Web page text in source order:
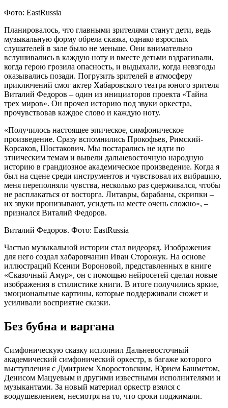
Фото: EastRussia
Планировалось, что главными зрителями станут дети, ведь
музыкальную форму обрела сказка, однако взрослых
слушателей в зале было не меньше. Они внимательно
вслушивались в каждую ноту и вместе детьми вздрагивали,
когда герою грозила опасность, и выдыхали, когда невзгоды
оказывались позади. Погрузить зрителей в атмосферу
приключений смог актер Хабаровского театра юного зрителя
Виталий Федоров – один из инициаторов проекта «Тайна
трех миров». Он прочел историю под звуки оркестра,
прочувствовав каждое слово и каждую ноту.
«Получилось настоящее эпическое, симфоническое
произведение. Сразу вспомнились Прокофьев, Римский-
Корсаков, Шостакович. Мы постарались не идти по
этническим темам и вывели дальневосточную народную
историю в грандиозное академическое произведение. Когда я
был на сцене среди инструментов и чувствовал их вибрацию,
меня переполняли чувства, несколько раз сдерживался, чтобы
не расплакаться от восторга. Литавры, барабаны, скрипки –
их звуки пронизывают, усидеть на месте очень сложно», –
признался Виталий Федоров.
Виталий Федоров. Фото: EastRussia
Частью музыкальной истории стал видеоряд. Изображения
для него создал хабаровчанин Иван Сторожук. На основе
иллюстраций Ксении Вороновой, представленных в книге
«Сказочный Амур», он с помощью нейросетей сделал новые
изображения в стилистике книги. В итоге получились яркие,
эмоциональные картины, которые поддерживали сюжет и
усиливали восприятие сказки.
Без бубна и варгана
Симфоническую сказку исполнил Дальневосточный
академический симфонический оркестр, в багаже которого
выступления с Дмитрием Хворостовским, Юрием Башметом,
Денисом Мацуевым и другими известными исполнителями и
музыкантами. За новый материал оркестр взялся с
воодушевлением, несмотря на то, что сроки поджимали.